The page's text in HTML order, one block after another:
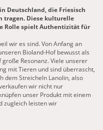
Deutschland, die Friesisch
tragen. Diese kulturelle
Rolle spielt Authentizität für
wir es sind. Von Anfang an
Bioland-Hof bewusst als
Resonanz. Viele unserer
mit Tieren und sind überrascht,
dem Streicheln Lanolin, also
wir nicht nur
unser Produkt mit einem
zugleich leisten wir